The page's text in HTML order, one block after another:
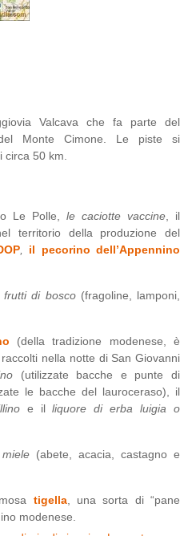
Valcava che fa parte del
Monte Cimone. Le piste si
50 km.
Le Polle, le caciotte vaccine , il
territorio della produzione del
, il pecorino dell’Appennino
frutti di bosco(fragoline, lamponi,
(della tradizione modenese, è
nella notte di San Giovanni
(utilizzate bacche e punte di
le bacche del lauroceraso), il
e illiquore di erba luigia o
miele (abete, acacia, castagno e
tigella, una sorta di “pane
modenese.